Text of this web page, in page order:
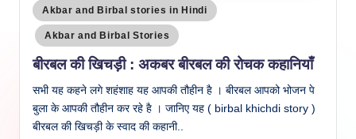
Posted
in
Akbar and Birbal stories in Hindi
Akbar and Birbal Stories
बीरबल की खिचड़ी : अकबर बीरबल की रोचक कहानियाँ
सभी यह कहने लगे शहंशाह यह आपकी तौहीन है । बीरबल आपको भोजन पे
बुला के आपकी तौहीन कर रहे है । जानिए यह ( birbal khichdi story )
बीरबल की खिचड़ी के स्वाद की कहानी..